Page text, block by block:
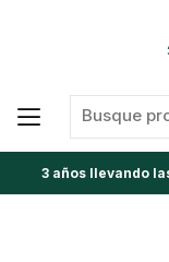
3 años llevando